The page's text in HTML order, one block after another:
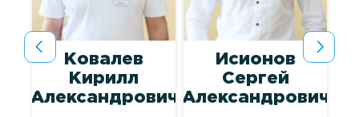
Ковалев
Кирилл
Александрович
Исионов
Сергей
Александрович